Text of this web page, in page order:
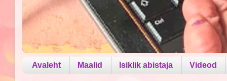
Avaleht Maalid Isiklik abistaja Videod